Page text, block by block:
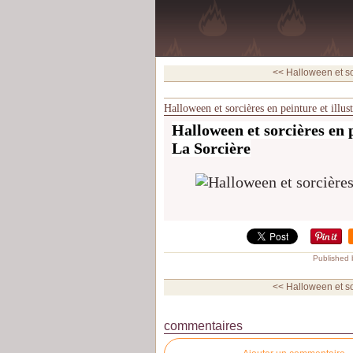
<< Halloween et
Halloween et sorcières en peinture et
Halloween et sorcières
La Sorcière
Published
<< Halloween et
commentaires